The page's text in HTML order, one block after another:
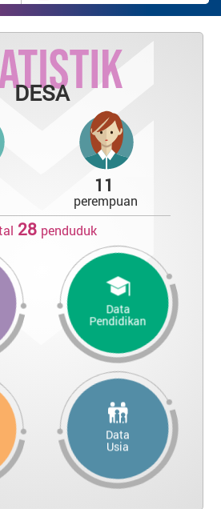
DESA
11
perempuan
28 penduduk
Data
Pendidikan
Data
Usia